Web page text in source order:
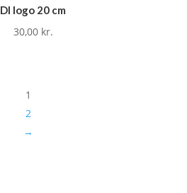
DI logo 20 cm
30,00 kr.
1
2
→